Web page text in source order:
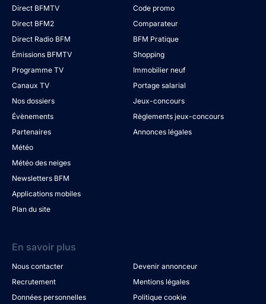
Direct BFMTV
Direct BFM2
Direct Radio BFM
Émissions BFMTV
Programme TV
Canaux TV
Nos dossiers
Évènements
Partenaires
Météo
Météo des neiges
Newsletters BFM
Applications mobiles
Plan du site
Code promo
Comparateur
BFM Pratique
Shopping
Immobilier neuf
Portage salarial
Jeux-concours
Règlements jeux-concours
Annonces légales
En savoir plus
Nous contacter
Devenir annonceur
Recrutement
Mentions légales
Données personnelles
Politique cookie